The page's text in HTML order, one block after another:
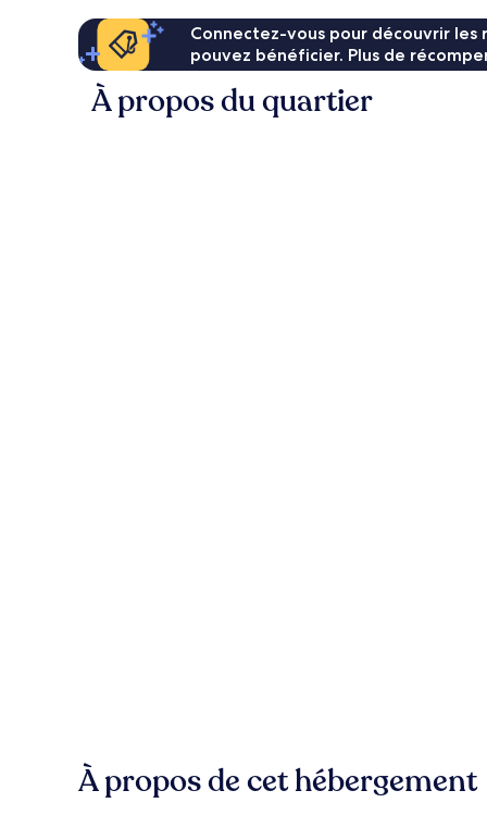
Connectez-vous pour découvrir
pouvez bénéficier. Plus de
À propos du quartier
À propos de cet hébergement